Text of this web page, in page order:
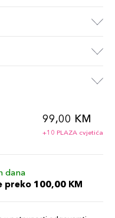
99,00 KM
+10 PLAZA cvjetića
dana
preko 100,00 KM